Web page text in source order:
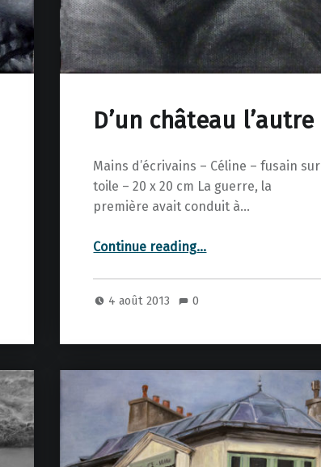
D’un château l’autre
Mains d’écrivains – Céline – fusain sur
toile – 20 x 20 cm La guerre, la
première avait conduit à…
Continue reading…
4 août 2013 0